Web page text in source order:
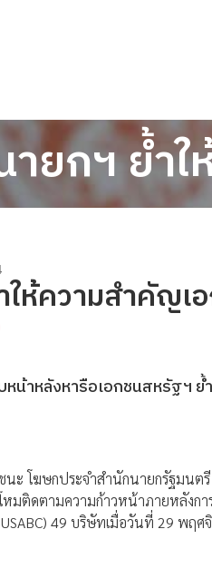
ายกฯ ย้ำ
ห้ความสำคัญเ
น้าหลังหารือเอกชนสหรัฐฯ ย้
ะ โฆษกประจำสำนักนายกรัฐมนต
หมติดตามความก้าวหน้าภายหลังก
49 บริษัทเมื่อวันที่ 29 พฤศ